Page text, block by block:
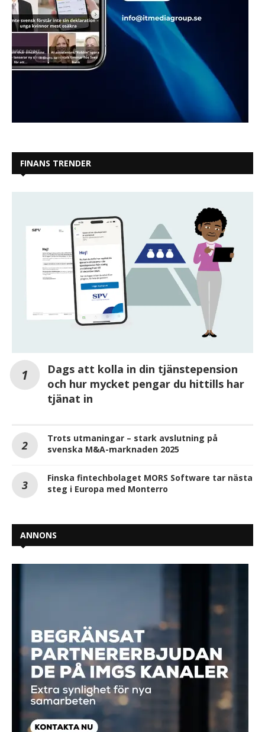
FINANS TRENDER
Dags att kolla in din tjänstepension
och hur mycket pengar du hittills har
tjänat in
Trots utmaningar – stark avslutning på
svenska M&A-marknaden 2025
Finska fintechbolaget MORS Software tar nästa
steg i Europa med Monterro
ANNONS